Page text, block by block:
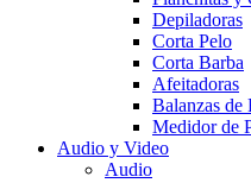
Depiladoras
Corta Pelo
Corta Barba
Afeitadoras
Balanzas de
Medidor de
Audio y Video
Audio